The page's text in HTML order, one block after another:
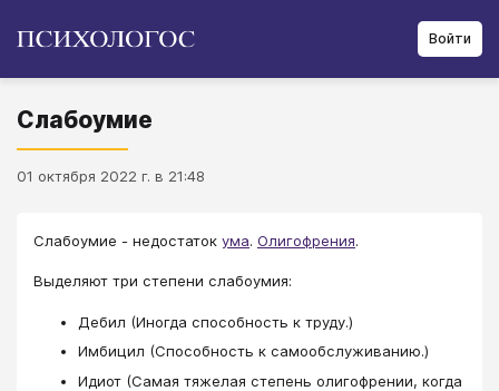
Войти
Слабоумие
01 октября 2022 г. в 21:48
Слабоумие - недостаток ума. Олигофрения.
Выделяют три степени слабоумия:
Дебил (Иногда способность к труду.)
Имбицил (Способность к самообслуживанию.)
Идиот (Самая тяжелая степень олигофрении, когда